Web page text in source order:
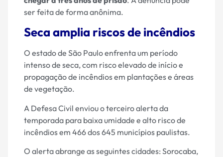
ser feita de forma anônima.
Seca amplia riscos de incêndios
O estado de São Paulo enfrenta um período
intenso de seca, com risco elevado de início e
propagação de incêndios em plantações e áreas
de vegetação.
A Defesa Civil enviou o terceiro alerta da
temporada para baixa umidade e alto risco de
incêndios em 466 dos 645 municípios paulistas.
O alerta abrange as seguintes cidades: Sorocaba,